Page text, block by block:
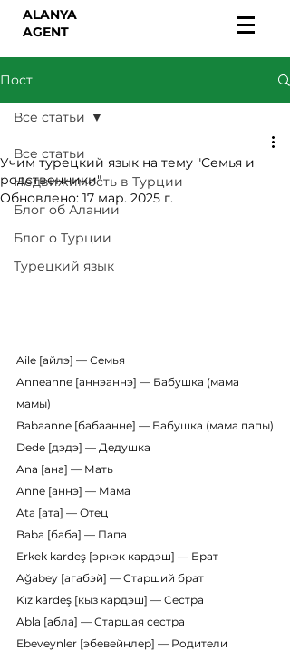
ALANYA
AGENT
Пост
Все статьи
Недвижимость в Турции
Блог об Алании
Блог о Турции
Турецкий язык
Все статьи
Учим турецкий язык на тему "Семья и
родственники"
Обновлено: 17 мар. 2025 г.
Aile [айлэ] — Семья
Anneanne [аннэаннэ] — Бабушка (мама
мамы)
Babaanne [бабаанне] — Бабушка (мама папы)
Dede [дэдэ] — Дедушка
Ana [ана] — Мать
Anne [аннэ] — Мама
Ata [ата] — Отец
Baba [баба] — Папа
Erkek kardeş [эркэк кардэш] — Брат
Ağabey [агабэй] — Старший брат
Kız kardeş [кыз кардэш] — Сестра
Abla [абла] — Старшая сестра
Ebeveynler [эбевейнлер] — Родители